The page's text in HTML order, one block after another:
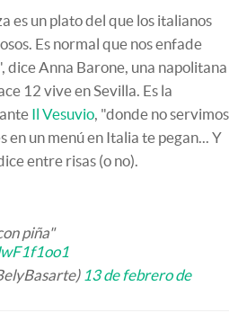
es un plato del que los italianos
Es normal que nos enfade
dice Anna Barone, una napolitana
12 vive en Sevilla. Es la
Il Vesuvio , "donde no servimos
en un menú en Italia te pegan... Y
entre risas (o no).
piña"
13 de febrero de